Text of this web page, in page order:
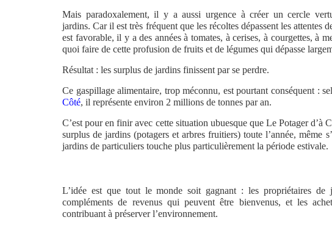
Mais paradoxalement, il y a aussi urgence à créer un cercle
jardins. Car il est très fréquent que les récoltes dépassent les attentes
est favorable, il y a des années à tomates, à cerises, à courgettes, à
quoi faire de cette profusion de fruits et de légumes qui dépasse
Résultat : les surplus de jardins finissent par se perdre.
Ce gaspillage alimentaire, trop méconnu, est pourtant conséquent :
Côté, il représente environ 2 millions de tonnes par an.
C’est pour en finir avec cette situation ubuesque que Le Potager d’à
surplus de jardins (potagers et arbres fruitiers) toute l’année, même
jardins de particuliers touche plus particulièrement la période estivale.
L’idée est que tout le monde soit gagnant : les propriétaires de
compléments de revenus qui peuvent être bienvenus, et les
contribuant à préserver l’environnement.